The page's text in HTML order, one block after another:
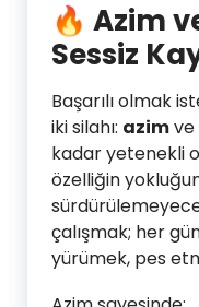
🔥 Azim
Sessiz
Başarılı olmak
iki silahı: azimve
kadar yetenekli
özelliğin
çalışmak; her
yürümek, pes